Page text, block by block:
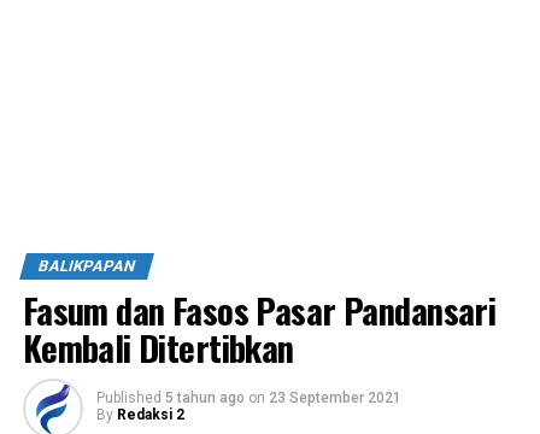
BALIKPAPAN
Fasum dan Fasos Pasar Pandansari
Kembali Ditertibkan
Published 5 tahun ago on 23 September 2021
By Redaksi 2